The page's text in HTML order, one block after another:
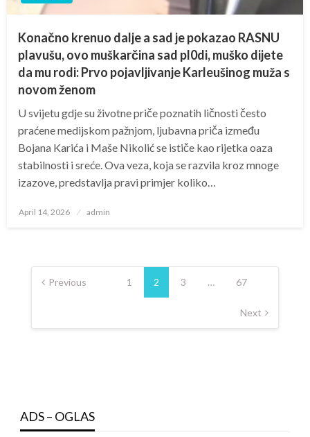
Konačno krenuo dalje a sad je pokazao RASNU
plavušu, ovo muškarčina sad pl0di, muško dijete
da mu rodi: Prvo pojavljivanje Karleušinog muža s
novom ženom
U svijetu gdje su životne priče poznatih ličnosti često
praćene medijskom pažnjom, ljubavna priča između
Bojana Karića i Maše Nikolić se ističe kao rijetka oaza
stabilnosti i sreće. Ova veza, koja se razvila kroz mnoge
izazove, predstavlja pravi primjer koliko…
Posted
April 14, 2026 admin
Posts
navigation
Previous 1 2 3 … 67
Next
ADS – OGLAS